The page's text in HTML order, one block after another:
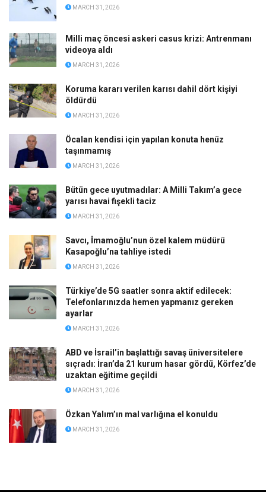
MARCH 31, 2026
Milli maç öncesi askeri casus krizi: Antrenmanı
videoya aldı
MARCH 31, 2026
Koruma kararı verilen karısı dahil dört kişiyi
öldürdü
MARCH 31, 2026
Öcalan kendisi için yapılan konuta henüz
taşınmamış
MARCH 31, 2026
Bütün gece uyutmadılar: A Milli Takım’a gece
yarısı havai fişekli taciz
MARCH 31, 2026
Savcı, İmamoğlu’nun özel kalem müdürü
Kasapoğlu’na tahliye istedi
MARCH 31, 2026
Türkiye’de 5G saatler sonra aktif edilecek:
Telefonlarınızda hemen yapmanız gereken
ayarlar
MARCH 31, 2026
ABD ve İsrail’in başlattığı savaş üniversitelere
sıçradı: İran’da 21 kurum hasar gördü, Körfez’de
uzaktan eğitime geçildi
MARCH 31, 2026
Özkan Yalım’ın mal varlığına el konuldu
MARCH 31, 2026